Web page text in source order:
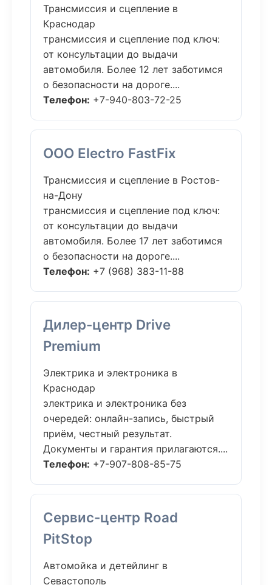
Трансмиссия и сцепление в
Краснодар
трансмиссия и сцепление под ключ:
от консультации до выдачи
автомобиля. Более 12 лет заботимся
о безопасности на дороге....
Телефон: +7-940-803-72-25
ООО Electro FastFix
Трансмиссия и сцепление в Ростов-
на-Дону
трансмиссия и сцепление под ключ:
от консультации до выдачи
автомобиля. Более 17 лет заботимся
о безопасности на дороге....
Телефон: +7 (968) 383-11-88
Дилер-центр Drive
Premium
Электрика и электроника в
Краснодар
электрика и электроника без
очередей: онлайн-запись, быстрый
приём, честный результат.
Документы и гарантия прилагаются....
Телефон: +7-907-808-85-75
Сервис-центр Road
PitStop
Автомойка и детейлинг в
Севастополь